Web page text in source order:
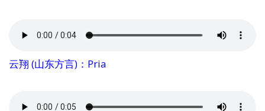
云翔 (山东方言)：Pria